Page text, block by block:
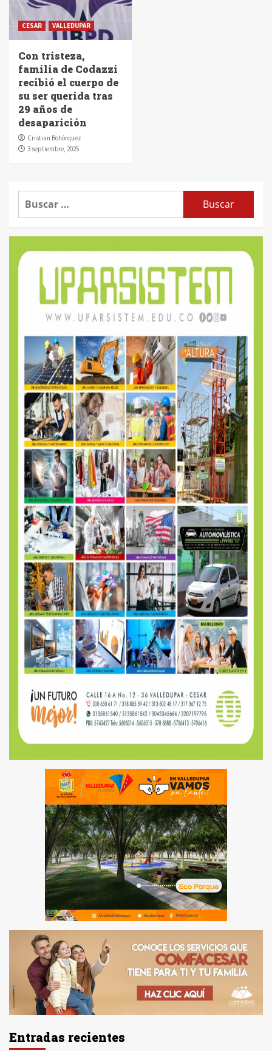
CESAR VALLEDUPAR
Con tristeza,
familia de Codazzi
recibió el cuerpo de
su ser querida tras
29 años de
desaparición
Cristian Bohórquez
3 septiembre, 2025
Buscar:
Entradas recientes